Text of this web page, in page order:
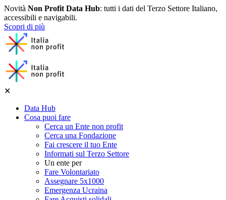
Novità Non Profit Data Hub: tutti i dati del Terzo Settore Italiano,
accessibili e navigabili.
Scopri di più
✕
Data Hub
Cosa puoi fare
Cerca un Ente non profit
Cerca una Fondazione
Fai crescere il tuo Ente
Informati sul Terzo Settore
Un ente per
Fare Volontariato
Assegnare 5x1000
Emergenza Ucraina